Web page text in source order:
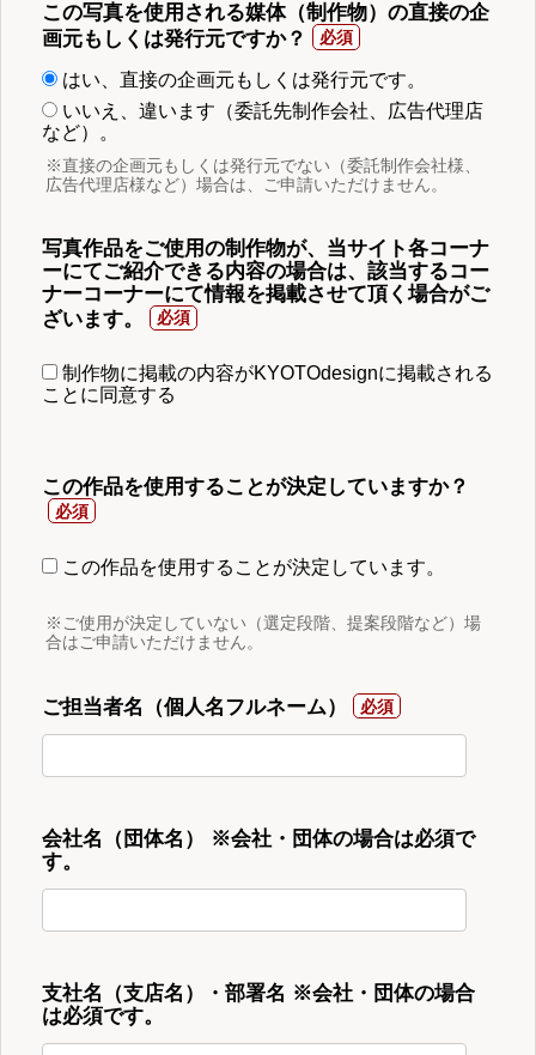
この写真を使用される媒体（制作物）の直接の企
画元もしくは発行元ですか？
はい、直接の企画元もしくは発行元です。
いいえ、違います（委託先制作会社、広告代理店
など）。
※直接の企画元もしくは発行元でない（委託制作会社様、
広告代理店様など）場合は、ご申請いただけません。
写真作品をご使用の制作物が、当サイト各コーナ
ーにてご紹介できる内容の場合は、該当するコー
ナーコーナーにて情報を掲載させて頂く場合がご
ざいます。
制作物に掲載の内容がKYOTOdesignに掲載される
ことに同意する
この作品を使用することが決定していますか？
この作品を使用することが決定しています。
※ご使用が決定していない（選定段階、提案段階など）場
合はご申請いただけません。
ご担当者名（個人名フルネーム）
会社名（団体名） ※会社・団体の場合は必須で
す。
支社名（支店名）・部署名 ※会社・団体の場合
は必須です。